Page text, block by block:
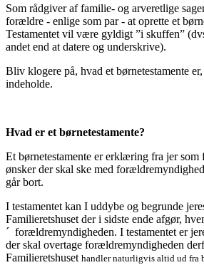
Som rådgiver af familie- og arveretlige
forældre - enlige som par - at oprette et
Testamentet vil være gyldigt ”i skuffen”
andet end at datere og underskrive).
Bliv klogere på, hvad et børnetestamente
indeholde.
Hvad er et børnetestamente?
Et børnetestamente er erklæring fra jer
ønsker der skal ske med
går bort.
I testamentet kan I uddybe og begrunde
Familieretshuset der i sidste ende afgør,
´ forældremyndigheden. I testamentet er
der skal overtage forældremyndigheden
Familieretshuset handler naturligvis altid ud fra